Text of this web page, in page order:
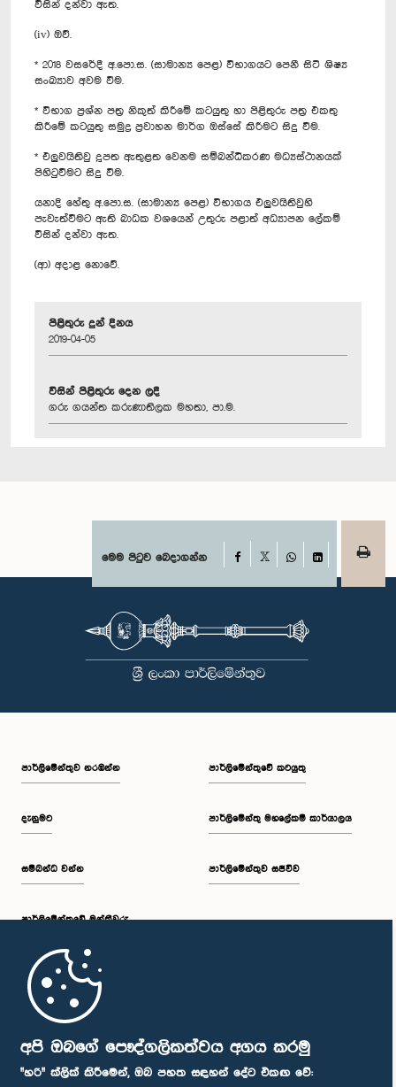
අපි ඔබගේ පෞද්ගලිකත්වය අගය කරමු
"හරි" ක්ලික් කිරීමෙන්, ඔබ පහත සඳහන් දේට එකඟ වේ:
විසින් දන්වා ඇත.
(iv) ඔව්.
* 2018 වසරේදී අ.පො.ස. (සාමාන්‍ය පෙළ) විභාගයට පෙනී සිටි ශිෂ්‍ය
සංඛ්‍යාව අවම වීම.
* විභාග ප්‍රශ්න පත්‍ර නිකුත් කිරීමේ කටයුතු හා පිළිතුරු පත්‍ර එකතු
කිරීමේ කටයුතු සමුද්‍ර ප්‍රවාහන මාර්ග ඔස්සේ කිරීමට සිදු වීම.
* එලුවයිතිවු දූපත ඇතුළත වෙනම සම්බන්ධීකරණ මධ්‍යස්ථානයක්
පිහිටුවීමට සිදු වීම.
යනාදි හේතු අ.පො.ස. (සාමාන්‍ය පෙළ) විභාගය එලුවයිතිවුහි
පැවැත්වීමට ඇති බාධක වශයෙන් උතුරු පළාත් අධ්‍යාපන ලේකම්
විසින් දන්වා ඇත.
(ආ) අදාළ නොවේ.
පිළිතුරු දුන් දිනය
2019-04-05
විසින් පිළිතුරු දෙන ලදී
ගරු ගයන්ත කරුණාතිලක මහතා, පා.ම.
මෙම පිටුව බෙදාගන්න Facebook
WhatsAppLinkedIn
පාර්ලි‌මේන්තුව නරඹන්න
දැනුමට
සම්බන්ධ වන්න
පාර්ලි‌මේන්තුවේ මන්ත්‍රීවරු
මුල් පිටුව
පාර්ලිමේන්තුවේ කටයුතු
පාර්ලිමේන්තු මහලේකම් කාර්යාලය
පාර්ලිමේන්තුව සජීවීව
පාර්ලිමේන්තු ජංගම යෙදුම